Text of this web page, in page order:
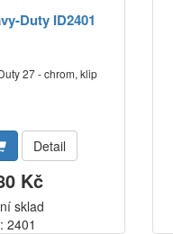
Duty ID2401
27 - chrom, klip
Detail
Kč
sklad
2401